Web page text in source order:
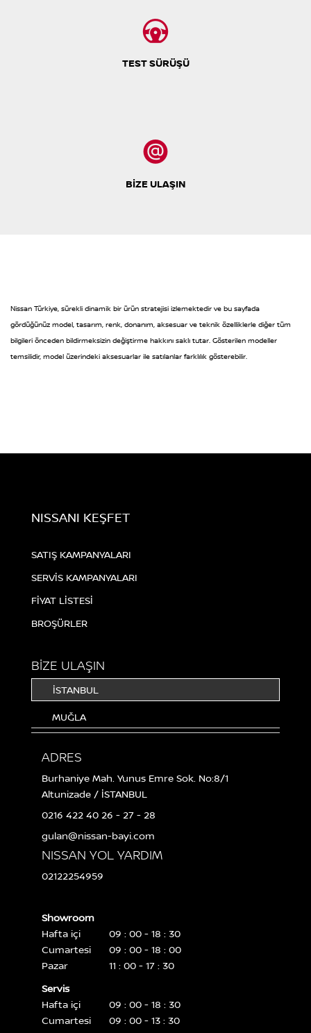
TEST SÜRÜŞÜ
BİZE ULAŞIN
Nissan Türkiye, sürekli dinamik bir ürün stratejisi izlemektedir ve bu sayfada
gördüğünüz model, tasarım, renk, donanım, aksesuar ve teknik özelliklerle diğer tüm
bilgileri önceden bildirmeksizin değiştirme hakkını saklı tutar. Gösterilen modeller
temsilidir, model üzerindeki aksesuarlar ile satılanlar farklılık gösterebilir.
NISSANI KEŞFET
SATIŞ KAMPANYALARI
SERVİS KAMPANYALARI
FİYAT LİSTESİ
BROŞÜRLER
BİZE ULAŞIN
İSTANBUL
MUĞLA
ADRES
Burhaniye Mah. Yunus Emre Sok. No:8/1
Altunizade / İSTANBUL
0216 422 40 26 - 27 - 28
gulan@nissan-bayi.com
NISSAN YOL YARDIM
02122254959
Showroom
Hafta içi
09 : 00 - 18 : 30
Cumartesi
09 : 00 - 18 : 00
Pazar
11 : 00 - 17 : 30
Servis
Hafta içi
09 : 00 - 18 : 30
Cumartesi
09 : 00 - 13 : 30